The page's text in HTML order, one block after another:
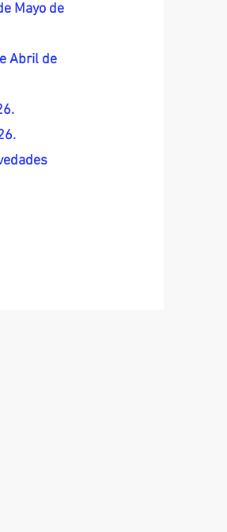
Mayo de
Abril de